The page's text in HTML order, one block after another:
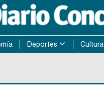
Deportes Cultura